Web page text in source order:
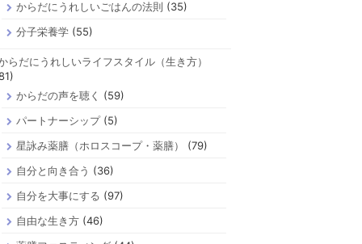
からだにうれしいごはんの法則 (35)
分子栄養学(55)
らだにうれしいライフスタイル（生き方）
からだの声を聴く
(59)
パートナーシップ(5)
星詠み薬膳（ホロスコープ・薬膳）
(79)
自分と向き合う (36)
自分を大事にする (97)
自由な生き方(46)